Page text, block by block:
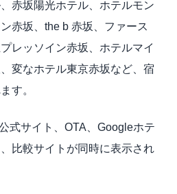
赤坂陽光ホテル、ホテルモン
赤坂、the b 赤坂、ファース
レッソイン赤坂、ホテルマイ
変なホテル東京赤坂など、宿
す。
式サイト、OTA、Googleホテ
比較サイトが同時に表示され